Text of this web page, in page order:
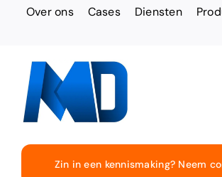
Over ons Cases Diensten
Totaaloplossingen
Zin in een kennismaking? Neem